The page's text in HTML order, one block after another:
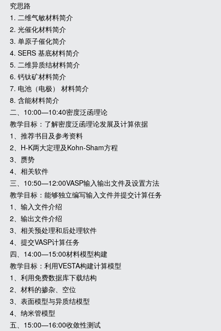
究思路
1. 二维气敏材料简介
2. 光催化材料简介
3. 单原子催化简介
4. SERS 基底材料简介
5. 二维异质结材料简介
6. 钙钛矿材料简介
7. 电池（电极） 材料简介
8. 含能材料简介
二、10:00—10:40密度泛函理论
教学目标：了解密度泛函理论发展及计算依据
1、推荐书目及参考资料
2、H-K两大定理及Kohn-Sham方程
3、赝势
4、相关软件
三、10:50—12:00VASP输入输出文件及设置方法
教学目标：能够独立编写输入文件并提交计算任务
1、输入文件介绍
2、输出文件介绍
3、相关预处理和后处理软件
4、提交VASP计算任务
四、14:00—15:00材料模型构建
教学目标：利用VESTA构建计算模型
1、利用免费数据库下载结构
2、材料的掺杂、空位
3、表面模型与异质结模型
4、纳米管模型
五、15:00—16:00收敛性测试